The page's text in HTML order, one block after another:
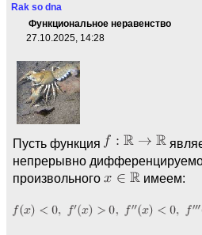
Rak so dna
Функциональное неравенство
27.10.2025, 14:28
Пусть функция
непрерывно
произвольного
имеем: